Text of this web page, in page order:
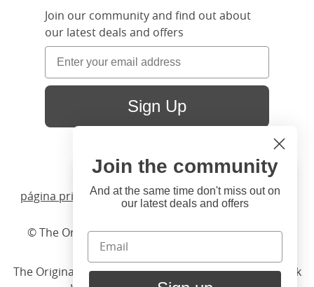
Join our community and find out about
our latest deals and offers
Sign Up
página principal/ Productos /Camas/Forja/ Pellini
© The Original Bedstead Co. (2026) Company No.
03662796 VAT No. 726 3896 02
The Original Bed Co.is rated4.8stars by Reviews.co.uk
Hi
You're visiting us from United
States. Would you like to visit
our United States website?
United States Shop
Close
Join the community
And at the same time don't miss out on
our latest deals and offers